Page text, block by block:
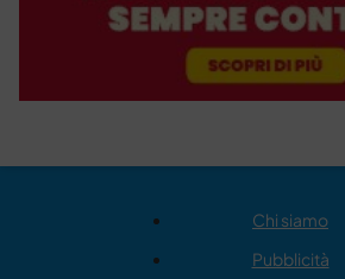
Chi siamo
Pubblicità